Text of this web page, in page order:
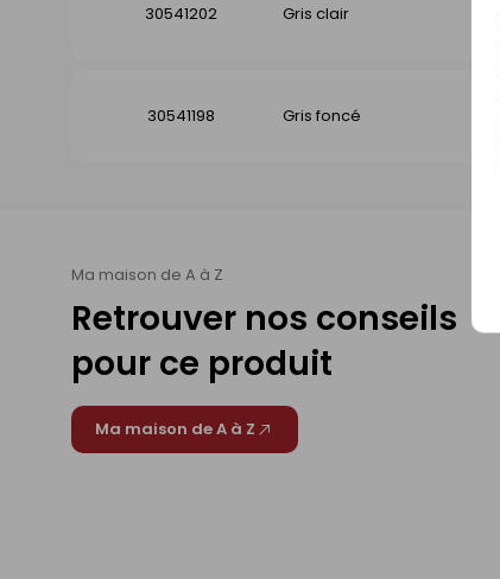
30541202 Gris clair
30541198 Gris foncé
Ma maison de A à Z
Retrouver nos conseils
pour ce produit
Ma maison de A à Z